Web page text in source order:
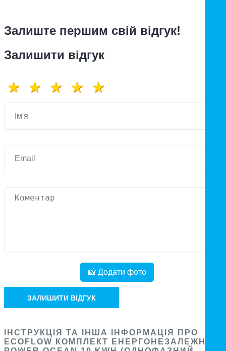
Залиште першим свій відгук!
Залишити відгук
📸 Додати фото
ЗАЛИШИТИ ВІДГУК
ІНСТРУКЦІЯ ТА ІНША ІНФОРМАЦІЯ ПРО
ECOFLOW КОМПЛЕКТ